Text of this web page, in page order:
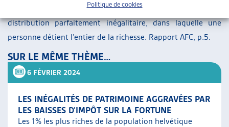
Politique de cookies
étant la distribution parfaitement égalitaire et 1 la
distribution parfaitement inégalitaire, dans laquelle une
personne détient l’entier de la richesse. Rapport AFC, p.5.
SUR LE MÊME THÈME…
6 FÉVRIER 2024
LES INÉGALITÉS DE PATRIMOINE AGGRAVÉES PAR
LES BAISSES D’IMPÔT SUR LA FORTUNE
Les 1% les plus riches de la population helvétique